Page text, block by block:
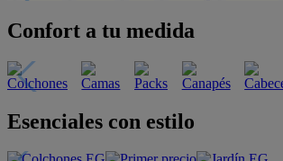
Confort a tu medida
Esenciales con estilo